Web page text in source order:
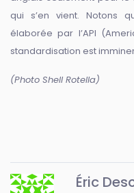
qui s’en vient. Notons
élaborée par l’API
standardisation est
(Photo Shell Rotella)
Éric